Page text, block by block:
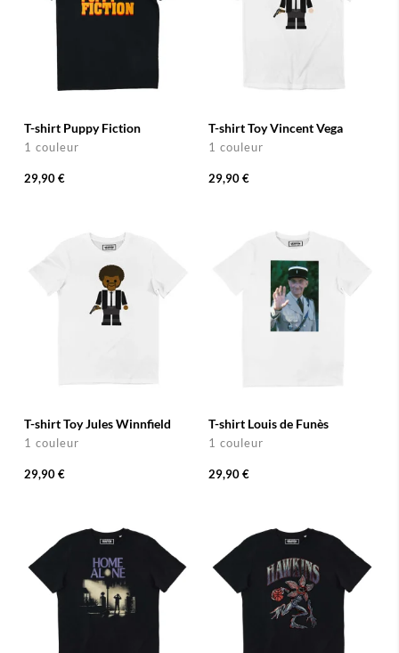
T-shirt Puppy Fiction
1 couleur
29,90 €
T-shirt Toy Vincent Vega
1 couleur
29,90 €
T-shirt Toy Jules Winnfield
1 couleur
29,90 €
T-shirt Louis de Funès
1 couleur
29,90 €